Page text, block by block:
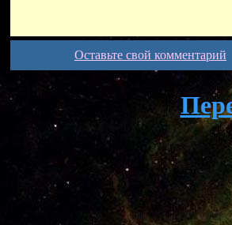
Оставьте свой комментарий